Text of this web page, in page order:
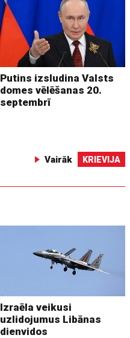
Putins izsludina Valsts
domes vēlēšanas 20.
septembrī
Vairāk KRIEVIJA
Izraēla veikusi
uzlidojumus Libānas
dienvidos